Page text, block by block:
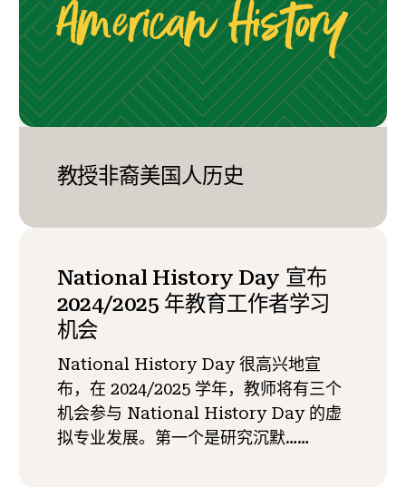
教授非裔美国人历史
National History Day 宣布
2024/2025 年教育工作者学习
机会
National History Day 很高兴地宣
布，在 2024/2025 学年，教师将有三个
机会参与 National History Day 的虚
拟专业发展。第一个是研究沉默……